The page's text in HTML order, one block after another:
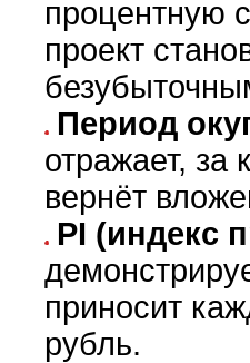
процентную
проект
Период
отражает, за
вернёт
PI (индекс
приносит
рубль.